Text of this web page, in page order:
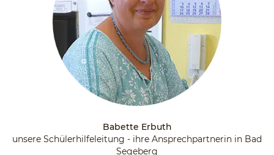
Babette Erbuth
unsere Schülerhilfeleitung - ihre Ansprechpartnerin in Bad
Segeberg